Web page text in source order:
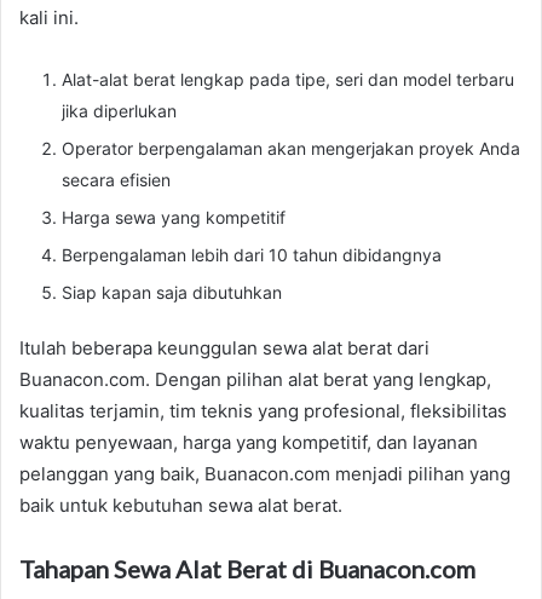
kali ini.
Alat-alat berat lengkap pada tipe, seri dan model terbaru
jika diperlukan
Operator berpengalaman akan mengerjakan proyek Anda
secara efisien
Harga sewa yang kompetitif
Berpengalaman lebih dari 10 tahun dibidangnya
Siap kapan saja dibutuhkan
Itulah beberapa keunggulan sewa alat berat dari
Buanacon.com. Dengan pilihan alat berat yang lengkap,
kualitas terjamin, tim teknis yang profesional, fleksibilitas
waktu penyewaan, harga yang kompetitif, dan layanan
pelanggan yang baik, Buanacon.com menjadi pilihan yang
baik untuk kebutuhan sewa alat berat.
Tahapan Sewa Alat Berat di Buanacon.com